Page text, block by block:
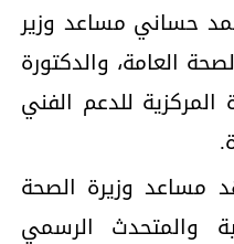
حساني مساعد وزير
العامة، والدكتورة
المركزية للدعم الفني
مساعد وزيرة الصحة
والمتحدث الرسمي